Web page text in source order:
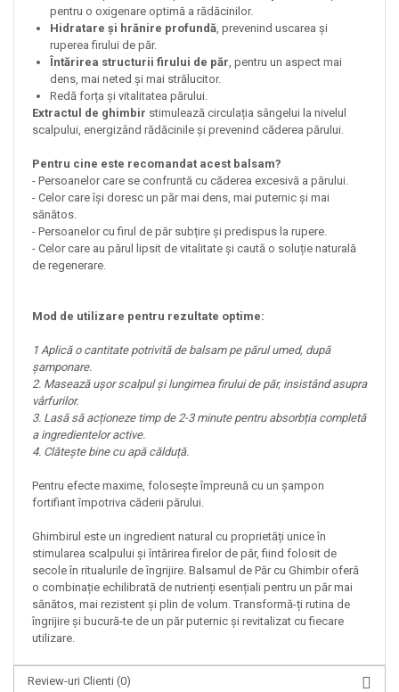
pentru o oxigenare optimă a rădăcinilor.
Hidratare și hrănire profundă , prevenind uscarea și
ruperea firului de păr.
Întărirea structurii firului de păr , pentru un aspect mai
dens, mai neted și mai strălucitor.
Redă forța și vitalitatea părului.
Extractul de ghimbir stimulează circulația sângelui la nivelul
scalpului, energizând rădăcinile și prevenind căderea părului.
Pentru cine este recomandat acest balsam?
- Persoanelor care se confruntă cu căderea excesivă a părului.
- Celor care își doresc un păr mai dens, mai puternic și mai
sănătos.
- Persoanelor cu firul de păr subțire și predispus la rupere.
- Celor care au părul lipsit de vitalitate și caută o soluție naturală
de regenerare.
Mod de utilizare pentru rezultate optime:
1 Aplică o cantitate potrivită de balsam pe părul umed, după
șamponare.
2. Masează ușor scalpul și lungimea firului de păr, insistând asupra
vârfurilor.
3. Lasă să acționeze timp de 2-3 minute pentru absorbția completă
a ingredientelor active.
4. Clătește bine cu apă călduță.
Pentru efecte maxime, folosește împreună cu un șampon
fortifiant împotriva căderii părului.
Ghimbirul este un ingredient natural cu proprietăți unice în
stimularea scalpului și întărirea firelor de păr, fiind folosit de
secole în ritualurile de îngrijire. Balsamul de Păr cu Ghimbir oferă
o combinație echilibrată de nutrienți esențiali pentru un păr mai
sănătos, mai rezistent și plin de volum. Transformă-ți rutina de
îngrijire și bucură-te de un păr puternic și revitalizat cu fiecare
utilizare.
Review-uri Clienti (0)